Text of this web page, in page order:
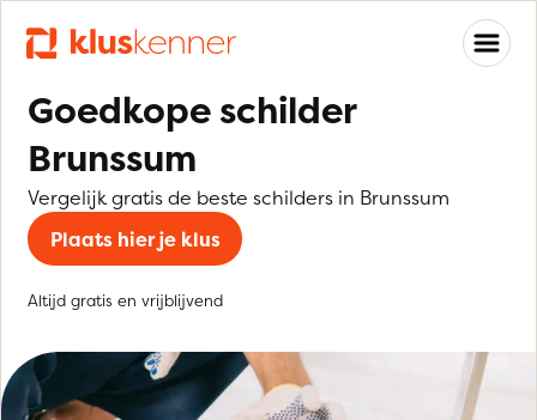
Goedkope schilder
Brunssum
Vergelijk gratis de beste schilders in Brunssum
Plaats hier je klus
Altijd gratis en vrijblijvend